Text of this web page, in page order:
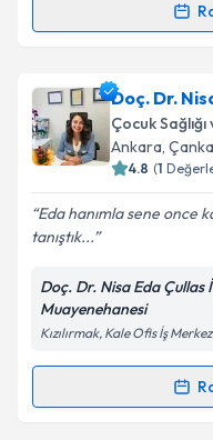
Randevu
Uzm. Dr. Umur
oluşturun. Size bu
takvim
Kişisel
Metni'ni
kapsamda
Doç. Dr.
Çocuk
Ankara,
4.8 (1
Eda hanımla sene once
tanıştık...
Doç. Dr. Nisa Eda Çullas
Muayenehanesi
Kızılırmak, Kale Ofis İş
Randevu